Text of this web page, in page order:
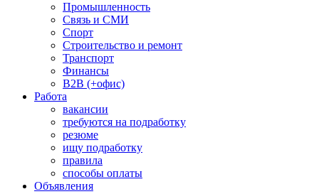
Промышленность
Связь и СМИ
Спорт
Строительство и ремонт
Транспорт
Финансы
B2B (+офис)
Работа
вакансии
требуются на подработку
резюме
ищу подработку
правила
способы оплаты
Объявления